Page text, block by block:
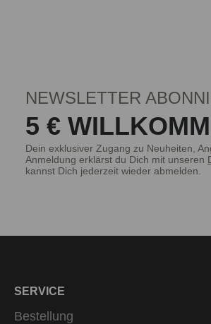
NEWSLETTER
5 €
Dein exklusiver Zugang zu Neuheiten,
Anmeldung erklärst du Dich mit unseren
kannst Dich jederzeit wieder abmelden.
SERVICE
Bestellung